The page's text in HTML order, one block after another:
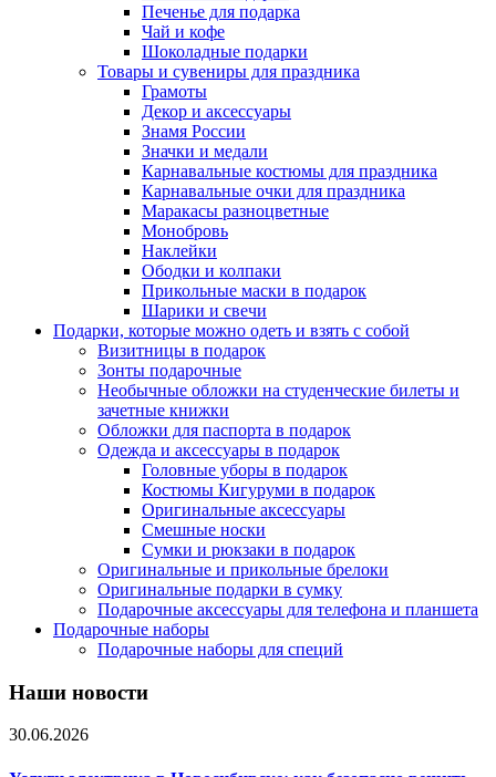
Печенье для подарка
Чай и кофе
Шоколадные подарки
Товары и сувениры для праздника
Грамоты
Декор и аксессуары
Знамя России
Значки и медали
Карнавальные костюмы для праздника
Карнавальные очки для праздника
Маракасы разноцветные
Монобровь
Наклейки
Ободки и колпаки
Прикольные маски в подарок
Шарики и свечи
Подарки, которые можно одеть и взять с собой
Визитницы в подарок
Зонты подарочные
Необычные обложки на студенческие билеты и
зачетные книжки
Обложки для паспорта в подарок
Одежда и аксессуары в подарок
Головные уборы в подарок
Костюмы Кигуруми в подарок
Оригинальные аксессуары
Смешные носки
Сумки и рюкзаки в подарок
Оригинальные и прикольные брелоки
Оригинальные подарки в сумку
Подарочные аксессуары для телефона и планшета
Подарочные наборы
Подарочные наборы для специй
Наши новости
30.06.2026